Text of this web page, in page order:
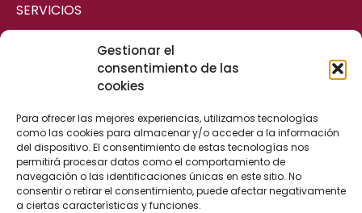
Gestionar el
consentimiento de las
cookies
Para ofrecer las mejores experiencias, utilizamos tecnologías
como las cookies para almacenar y/o acceder a la información
del dispositivo. El consentimiento de estas tecnologías nos
permitirá procesar datos como el comportamiento de
navegación o las identificaciones únicas en este sitio. No
consentir o retirar el consentimiento, puede afectar negativamente
a ciertas características y funciones.
SERVICIOS
ASESORÍA MERCANTIL
ASESORÍA CIVIL
ASESORÍA FISCAL Y CONTABLE
ASESORÍA LABORAL
ASESORÍA ADMINISTRATIVA